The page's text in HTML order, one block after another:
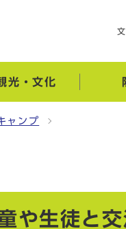
光・文化
ャンプ
や生徒と